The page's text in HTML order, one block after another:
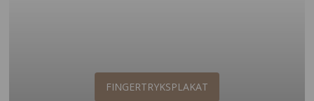
FINGERTRYKSPLAKAT